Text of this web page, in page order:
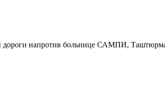
дороги напротив больнице САМПИ,